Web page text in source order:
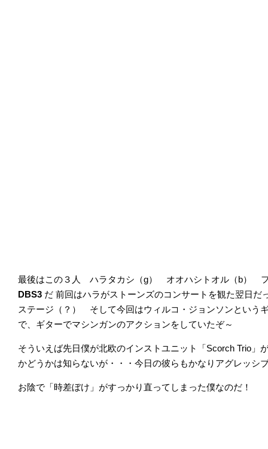
最後はこの３人 ハラタカシ（g） オオハシトオル（b）
DBS3 だ 前回はハラがストーンズのコンサートを観た翌日だ
ステージ（？） そして今回はウィルコ・ジョンソンという
で、ギターでマシンガンのアクションをしていたぞ～
そういえば先日僕が北欧のインストユニット「Scorch Trio」
かどうかは知らないが・・・今日の彼らもかなりアグレッシ
お陰で「時差ぼけ」がすっかり直ってしまった僕なのだ！